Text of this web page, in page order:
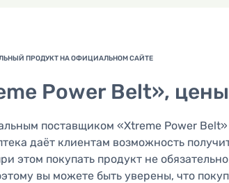
Power Belt»,
поставщиком «Xtreme Power
даёт клиентам возможность
этом покупать продукт не
вы можете быть уверены, что